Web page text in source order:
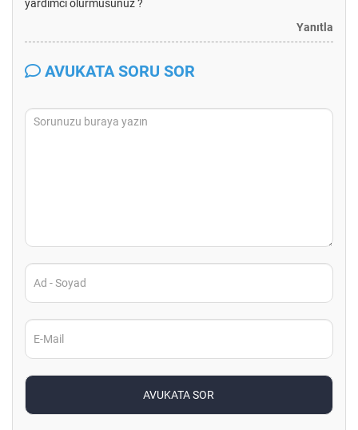
yardımcı olurmusunuz ?
Yanıtla
AVUKATA SORU SOR